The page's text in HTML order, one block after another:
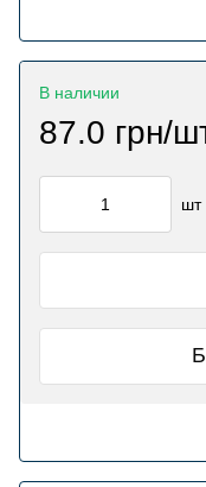
В наличии
87.0 грн/
шт